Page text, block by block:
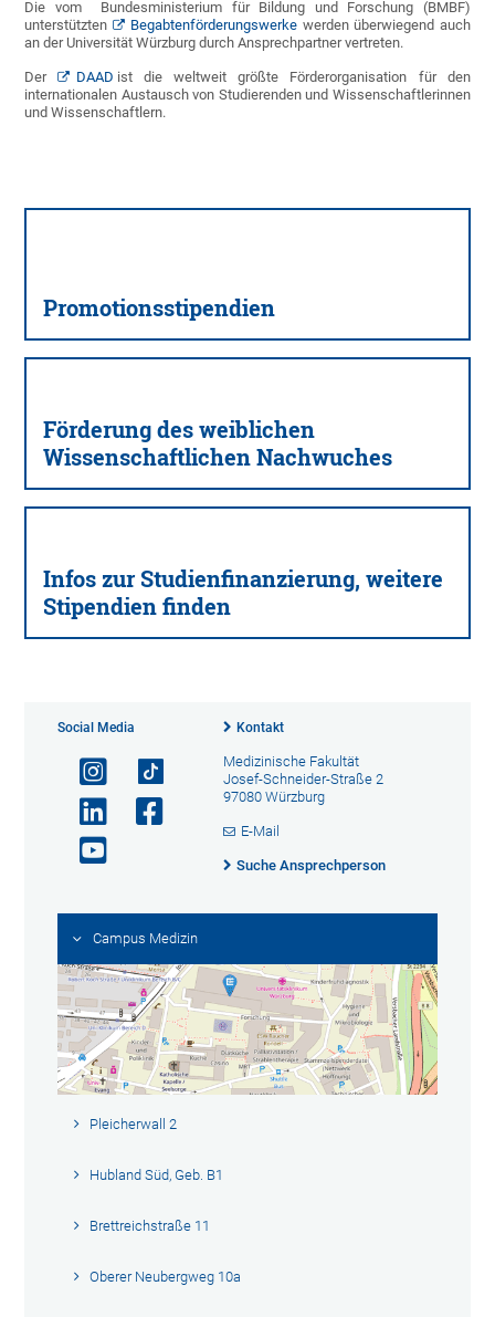
Die vom Bundesministerium für Bildung und Forschung (BMBF)
unterstützten
Begabtenförderungswerke werden überwiegend auch
an der Universität Würzburg durch Ansprechpartner vertreten.
Der DAAD ist die weltweit größte Förderorganisation für den
internationalen Austausch von Studierenden und Wissenschaftlerinnen
und Wissenschaftlern.
Promotionsstipendien
Förderung des weiblichen
Wissenschaftlichen Nachwuches
Infos zur Studienfinanzierung, weitere
Stipendien finden
Social Media Kontakt
Medizinische Fakultät
Josef-Schneider-Straße 2
97080 Würzburg
E-Mail
Suche Ansprechperson
Campus Medizin
Pleicherwall 2
Hubland Süd, Geb. B1
Brettreichstraße 11
Oberer Neubergweg 10a